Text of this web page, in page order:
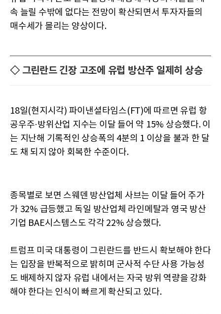
속 늘릴 수밖에 없다는 전망이 확산되면서 투자자들의
매수세가 몰리는 양상이다.
◇ 그린란드 긴장 고조에 유럽 방산주 일제히 상승
18일(현지시각) 파이낸셜타임스(FT)에 따르면 유럽 항
공우주·방위산업 지수는 이달 들어 약 15% 상승했다. 이
는 지난해 기록적인 상승폭의 4분의 1 이상을 불과 한 달
도 채 되지 않아 회복한 수준이다.
종목별로 보면 스웨덴 방산업체 사브는 이달 들어 주가
가 32% 급등했고 독일 방산업체 라인메탈과 영국 방산
기업 BAE시스템스도 각각 22% 상승했다.
트럼프 미국 대통령이 그린란드를 반드시 확보해야 한다
는 입장을 반복적으로 밝히며 군사적 수단 사용 가능성
도 배제하지 않자 유럽 내에서는 자국 방위 역량을 강화
해야 한다는 인식이 빠르게 확산되고 있다.